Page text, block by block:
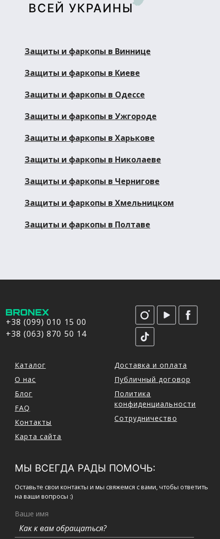
ВСЕЙ УКРАИНЫ
Защиты и фаркопы в Виннице
Защиты и фаркопы в Киеве
Защиты и фаркопы в Одессе
Защиты и фаркопы в Ужгороде
Защиты и фаркопы в Харькове
Защиты и фаркопы в Николаеве
Защиты и фаркопы в Чернигове
Защиты и фаркопы в Хмельницком
Защиты и фаркопы в Полтаве
+38 (099) 010 15 00
+38 (063) 870 50 14
Каталог
О нас
Блог
FAQ
Контакты
Карта сайта
Доставка и оплата
Публичный договор
Политика
конфиденциальности
Сотрудничество
МЫ ВСЕГДА РАДЫ ПОМОЧЬ:
Оставьте свои контакты и мы свяжемся с вами, чтобы ответить
на ваши вопросы :)
Ваше имя